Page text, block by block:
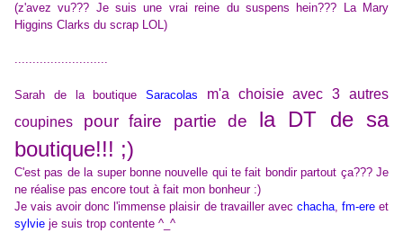
(z'avez vu??? Je suis une vrai reine du suspens hein??? La Mary
Higgins Clarks du scrap LOL)
..........................
Sarah de la boutique Saracolas
m'a choisie avec 3 autres
coupines pour faire partie de la DT de sa
boutique!!! ;)
C'est pas de la super bonne nouvelle qui te fait bondir partout ça??? Je
ne réalise pas encore tout à fait mon bonheur :)
Je vais avoir donc l'immense plaisir de travailler avec chacha, fm-ereet
sylvie je suis trop contente ^_^